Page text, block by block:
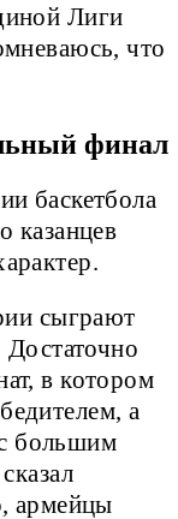
Лиги
что
финал
баскетбола
казанцев
сыграют
Достаточно
в котором
а
большим
армейцы